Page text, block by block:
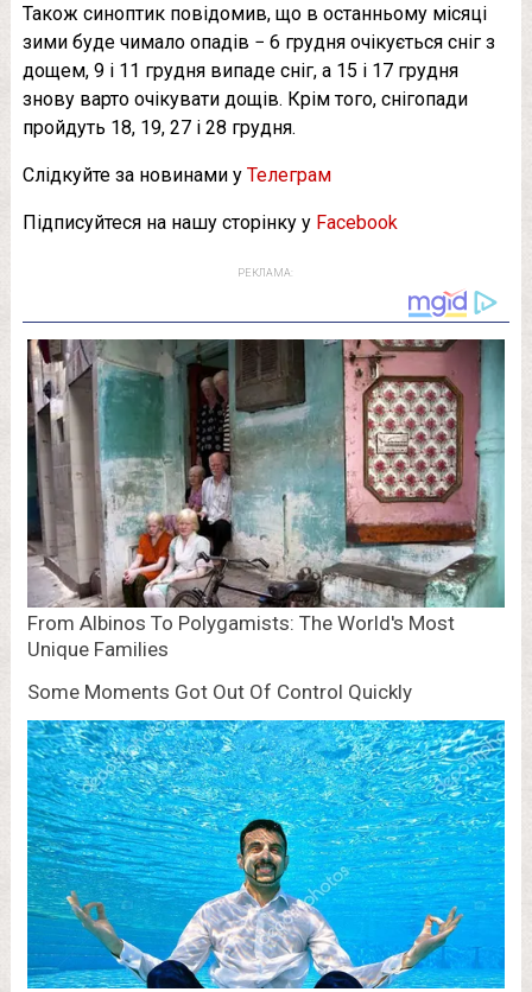
Також синоптик повідомив, що в останньому місяці
зими буде чимало опадів − 6 грудня очікується сніг з
дощем, 9 і 11 грудня випаде сніг, а 15 і 17 грудня
знову варто очікувати дощів. Крім того, снігопади
пройдуть 18, 19, 27 і 28 грудня.
Слідкуйте за новинами у Телеграм
Підписуйтеся на нашу сторінку у Facebook
РЕКЛАМА: